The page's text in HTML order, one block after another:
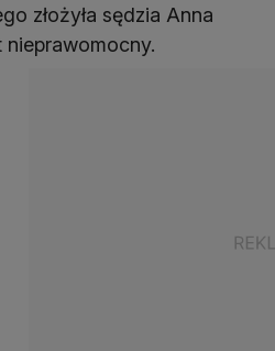
złożyła sędzia Anna